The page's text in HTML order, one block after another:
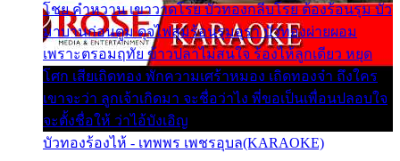
โชย คำหวาน เขาวาดโรย บัวทองกลีบโรย ต้องร้อนรุม บัว
มาบานก่อนตูม ดุจไฟสุมร้อนรุมอุรา บัวทองผ่ายผอม
เพราะตรอมฤทัย ข้าวปลาไม่สนใจ ร้องไห้ลูกเดียว หยุด
โศก เสียเถิดทอง พักความเศร้าหมอง เถิดทองจ๋า ถึงใคร
เขาจะว่า ลูกเจ้าเกิดมา จะชื่อว่าไง พี่ขอเป็นเพื่อนปลอบใจ
จะตั้งชื่อให้ ว่าไอ้บังเอิญ
บัวทองร้องไห้ - เทพพร เพชรอุบล(KARAOKE)